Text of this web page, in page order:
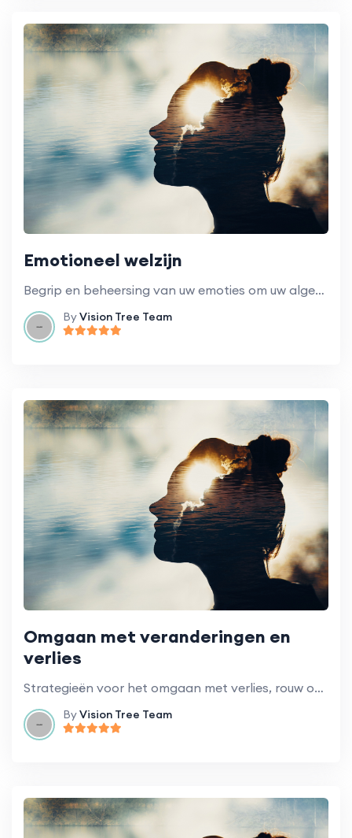
Emotioneel welzijn
Begrip en beheersing van uw emoties om uw algehele welzijn te verbeteren.
ByVision Tree Team
Omgaan met veranderingen en
verlies
Strategieën voor het omgaan met verlies, rouw of grote veranderingen in uw leven.
ByVision Tree Team